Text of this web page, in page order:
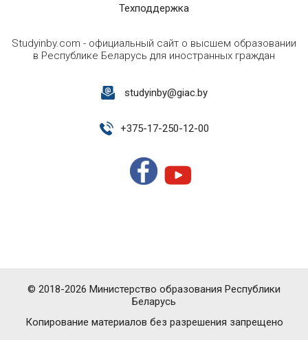
Техподдержка
Studyinby.com - официальный сайт о высшем образовании
в Республике Беларусь для иностранных граждан
studyinby@giac.by
+375-17-250-12-00
Копирование материалов без разрешения запрещено
© 2018-2026 Министерство образования Республики
Беларусь